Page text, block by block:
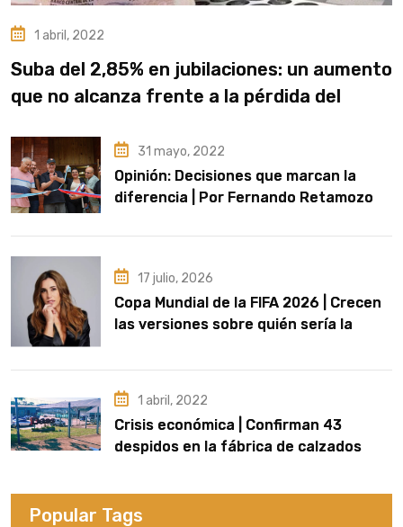
1 abril, 2022
Suba del 2,85% en jubilaciones: un aumento
que no alcanza frente a la pérdida del
31 mayo, 2022
Opinión: Decisiones que marcan la
diferencia | Por Fernando Retamozo
17 julio, 2026
Copa Mundial de la FIFA 2026 | Crecen
las versiones sobre quién sería la
la final
1 abril, 2022
Crisis económica | Confirman 43
despidos en la fábrica de calzados
Popular Tags